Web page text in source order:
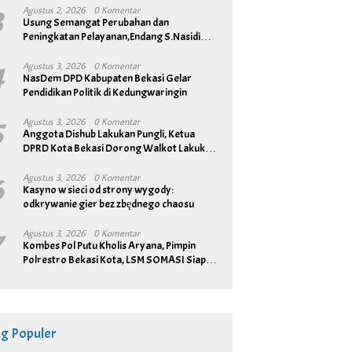
Agustus 2, 2026 0 Komentar
Usung Semangat Perubahan dan
Peningkatan Pelayanan,Endang S.Nasidi
Agustus 3, 2026 0 Komentar
NasDem DPD Kabupaten Bekasi Gelar
Pendidikan Politik di Kedungwaringin
Agustus 3, 2026 0 Komentar
Anggota Dishub Lakukan Pungli, Ketua
DPRD Kota Bekasi Dorong Walkot Lakukan
Agustus 3, 2026 0 Komentar
Kasyno w sieci od strony wygody:
odkrywanie gier bez zbędnego chaosu
Agustus 3, 2026 0 Komentar
Kombes Pol Putu Kholis Aryana, Pimpin
Polrestro Bekasi Kota, LSM SOMASI Siap
Populer